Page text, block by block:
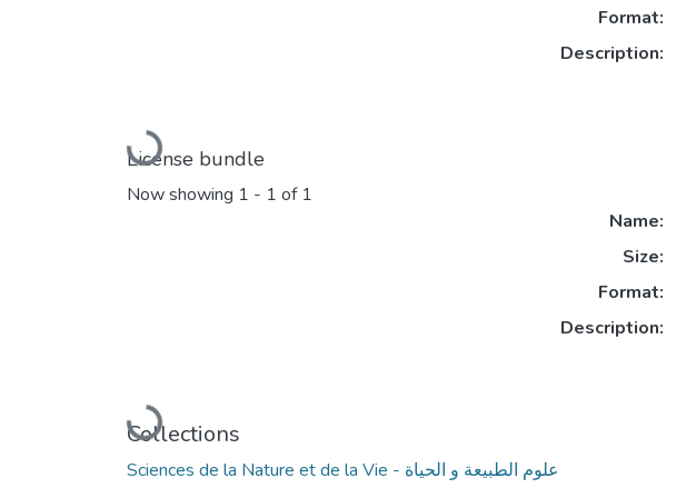
Loading...
Format:
Description:
License bundle
Now showing 1 - 1 of 1
Loading...
Name:
Size:
Format:
Description:
Collections
Sciences de la Nature et de la Vie - علوم الطبيعة و الحياة